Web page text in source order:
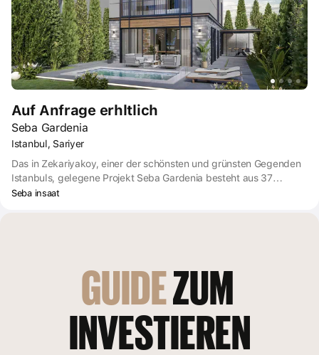
Auf Anfrage erhltlich
Seba Gardenia
Istanbul, Sariyer
Das in Zekariyakoy, einer der schönsten und grünsten Gegenden
Istanbuls, gelegene Projekt Seba Gardenia besteht aus 37
Einfamilienhäusern. Die Häuser verfügen über eigene
Seba insaat
GUIDE ZUM
INVESTIEREN